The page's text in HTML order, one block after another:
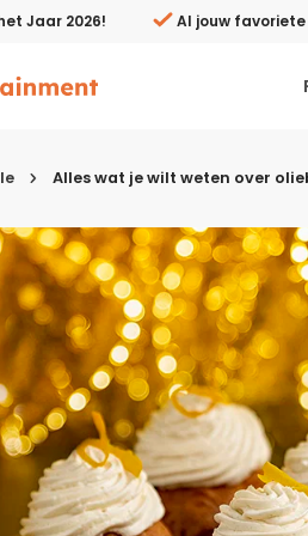
oliebollen: bakken,
Jaar 2026! Al jouw
& brunch
& tussengerechten
Alles wat je wilt weten over